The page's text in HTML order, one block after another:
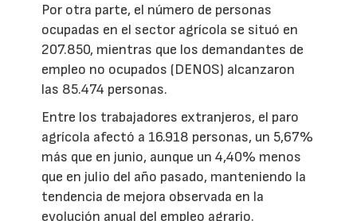
Por otra parte, el número de personas
ocupadas en el sector agrícola se situó en
207.850, mientras que los demandantes de
empleo no ocupados (DENOS) alcanzaron
las 85.474 personas.
Entre los trabajadores extranjeros, el paro
agrícola afectó a 16.918 personas, un 5,67%
más que en junio, aunque un 4,40% menos
que en julio del año pasado, manteniendo la
tendencia de mejora observada en la
evolución anual del empleo agrario.